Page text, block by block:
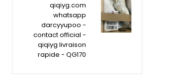
qiqiyg.com
whatsapp
darcyyupoo -
contact official -
qiqiyg livraison
rapide - QG170